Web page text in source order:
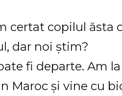
certat copilul ăsta
dar noi ştim?
fi departe. Am la
Maroc şi vine cu